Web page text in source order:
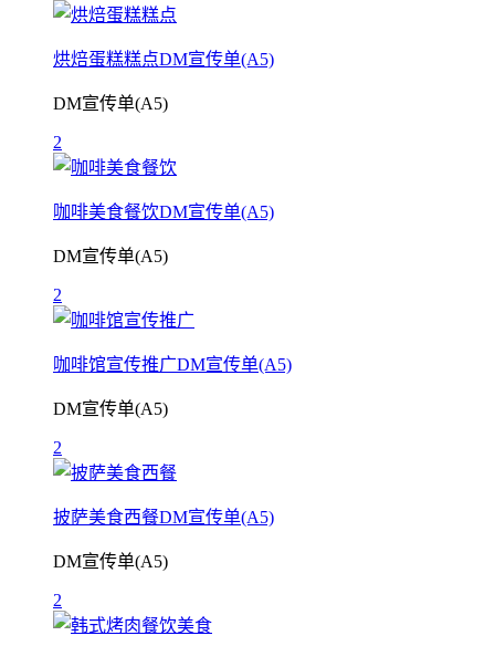
烘焙蛋糕糕点DM宣传单(A5)
DM宣传单(A5)
2
咖啡美食餐饮DM宣传单(A5)
DM宣传单(A5)
2
咖啡馆宣传推广DM宣传单(A5)
DM宣传单(A5)
2
披萨美食西餐DM宣传单(A5)
DM宣传单(A5)
2